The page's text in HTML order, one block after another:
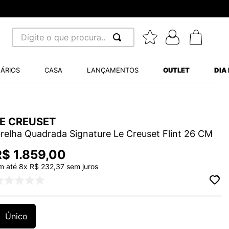
Digite o que procura...
CASA LANÇAMENTOS OUTLET DIA
CREUSET
Quadrada Signature Le Creuset Flint 26 CM
1.859,00
até8x R$ 232,37 sem juros
Único
BALANCE 530
WHITE
VANS ULTRARANGE